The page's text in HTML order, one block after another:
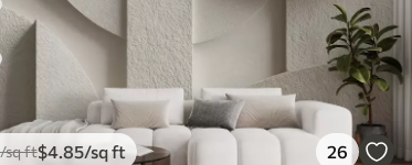
/sq ft$4.85/sq ft 26